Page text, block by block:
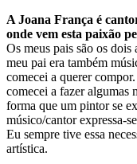
A Joana França é
onde vem esta paixão
Os meus pais são os
meu pai era também
comecei a querer
comecei a fazer algumas
forma que um pintor se
músico/cantor expressa-
Eu sempre tive essa
artística.